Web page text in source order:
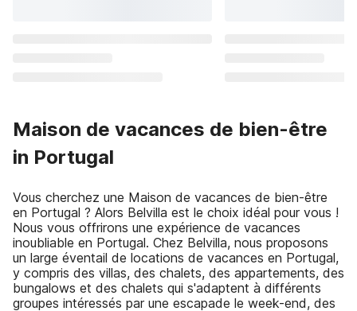
Maison de vacances de bien-être
in Portugal
Vous cherchez une Maison de vacances de bien-être
en Portugal ? Alors Belvilla est le choix idéal pour vous !
Nous vous offrirons une expérience de vacances
inoubliable en Portugal. Chez Belvilla, nous proposons
un large éventail de locations de vacances en Portugal,
y compris des villas, des chalets, des appartements, des
bungalows et des chalets qui s'adaptent à différents
groupes intéressés par une escapade le week-end, des